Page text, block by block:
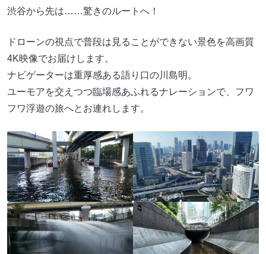
渋谷から先は……驚きのルートへ！
ドローンの視点で普段は見ることができない景色を高画質
4K映像でお届けします。
ナビゲーターは重厚感ある語り口の川島明。
ユーモアを交えつつ臨場感あふれるナレーションで、フワ
フワ浮遊の旅へとお連れします。